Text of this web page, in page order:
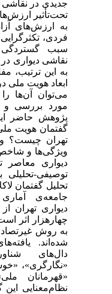
جدیدی در نقاشی
تحت‌تأثیر ارزش‌های
به ارزش‌های
فردی، تکثرگرایی و توجه
سبب گستردگی
نقاشی دیواری در سبک،
به این ترتیب، مفاهیم
ابعاد هویت ملی در نقاشی
می‌توان آن‌ها را در
مورد بررسی و تحلیل
پژوهش حاضر این است
گفتمان هویت ملی در
تهران چیست؟ و سؤال
ویژگی‌ها و شاخص‌های
دیواری معاصر تهران
توصیفی-تحلیلی بوده و
تحلیل گفتمان لاکلا و
جامعه‌ی آماری
به روش غیرتصادفی و
شده‌اند. یافته‌های
دال‌های شناور
«نگارگری»،
«قهرمانان ملی» و
نظام‌معنایی این